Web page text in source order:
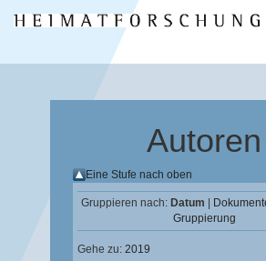
Autoren
Eine Stufe nach oben
Gruppieren nach: Datum
Gruppierung
Gehe zu: 2019